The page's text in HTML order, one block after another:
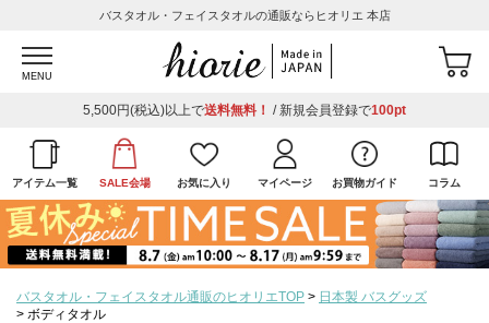
バスタオル・フェイスタオルの通販ならヒオリエ 本店
MENU
5,500円(税込)以上で送料無料！ / 新規会員登録で100pt
アイテム一覧 SALE会場 お気に入り マイページ お買物ガイド コラム
バスタオル・フェイスタオル通販のヒオリエTOP
日本製 バスグッズ
ボディタオル